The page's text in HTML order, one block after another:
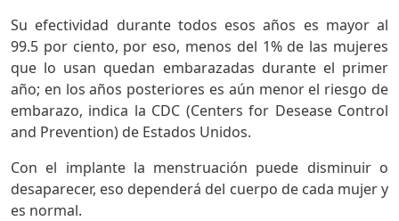
Su efectividad durante todos esos años es mayor al
99.5 por ciento, por eso, menos del 1% de las mujeres
que lo usan quedan embarazadas durante el primer
año; en los años posteriores es aún menor el riesgo de
embarazo, indica la CDC (Centers for Desease Control
and Prevention) de Estados Unidos.
Con el implante la menstruación puede disminuir o
desaparecer, eso dependerá del cuerpo de cada mujer y
es normal.